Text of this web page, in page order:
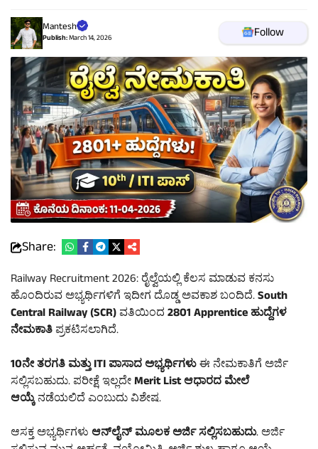
Mantesh
Publish:March 14, 2026 Follow
Share:
Railway Recruitment 2026: ರೈಲ್ವೆಯಲ್ಲಿ ಕೆಲಸ ಮಾಡುವ ಕನಸು
ಹೊಂದಿರುವ ಅಭ್ಯರ್ಥಿಗಳಿಗೆ ಇದೀಗ ದೊಡ್ಡ ಅವಕಾಶ ಬಂದಿದೆ.South
Central Railway (SCR)ವತಿಯಿಂದ2801 Apprentice ಹುದ್ದೆಗಳ
ನೇಮಕಾತಿಪ್ರಕಟಿಸಲಾಗಿದೆ.
10ನೇ ತರಗತಿ ಮತ್ತು ITI ಪಾಸಾದ ಅಭ್ಯರ್ಥಿಗಳುಈ ನೇಮಕಾತಿಗೆ ಅರ್ಜಿ
ಸಲ್ಲಿಸಬಹುದು. ಪರೀಕ್ಷೆ ಇಲ್ಲದೇMerit List ಆಧಾರದ ಮೇಲೆ
ಆಯ್ಕೆನಡೆಯಲಿದೆ ಎಂಬುದು ವಿಶೇಷ.
ಆಸಕ್ತ ಅಭ್ಯರ್ಥಿಗಳುಆನ್‌ಲೈನ್ ಮೂಲಕ ಅರ್ಜಿ ಸಲ್ಲಿಸಬಹುದು. ಅರ್ಜಿ